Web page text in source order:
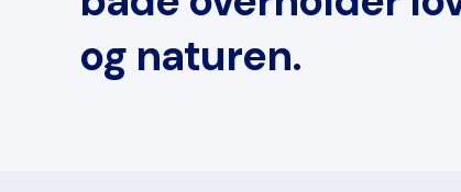
og naturen.